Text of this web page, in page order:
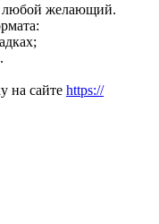
любой желающий.
на сайте https://